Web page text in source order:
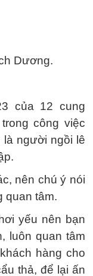
Dương.
của 12 cung
công việc
người ngồi lê
nên chú ý nói
quan tâm.
yếu nên bạn
luôn quan tâm
hàng cho
thả, để lại ấn